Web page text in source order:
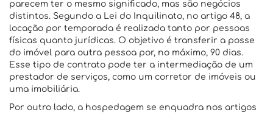
parecem ter o mesmo significado, mas são negócios
distintos. Segundo a Lei do Inquilinato, no artigo 48, a
locação por temporada é realizada tanto por pessoas
físicas quanto jurídicas. O objetivo é transferir a posse
do imóvel para outra pessoa por, no máximo, 90 dias.
Esse tipo de contrato pode ter a intermediação de um
prestador de serviços, como um corretor de imóveis ou
uma imobiliária.
Por outro lado, a hospedagem se enquadra nos artigos